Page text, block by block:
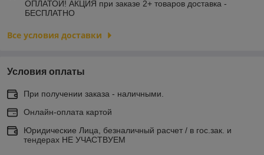
ОПЛАТОЙ! АКЦИЯ при заказе 2+ товаров доставка -
БЕСПЛАТНО
Все условия доставки
Условия оплаты
При получении заказа - наличными.
Онлайн-оплата картой
Юридические Лица, безналичный расчет / в гос.зак. и
тендерах НЕ УЧАСТВУЕМ